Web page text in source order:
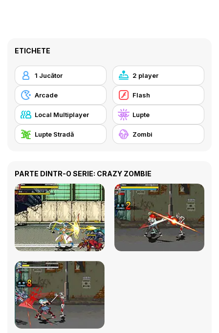
ETICHETE
1 Jucător 2 player
Arcade Flash
Local Multiplayer Lupte
Lupte Stradă Zombi
PARTE DINTR-O SERIE: CRAZY ZOMBIE